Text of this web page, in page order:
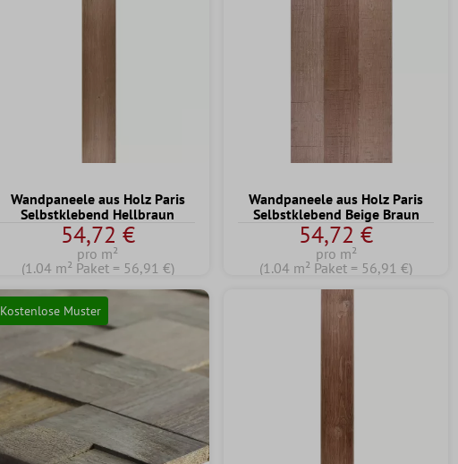
Wandpaneele aus Holz Paris
Selbstklebend Hellbraun
54,72 €
pro m²
(1.04 m² Paket = 56,91 €)
Wandpaneele aus Holz Paris
Selbstklebend Beige Braun
54,72 €
pro m²
(1.04 m² Paket = 56,91 €)
Kostenlose Muster